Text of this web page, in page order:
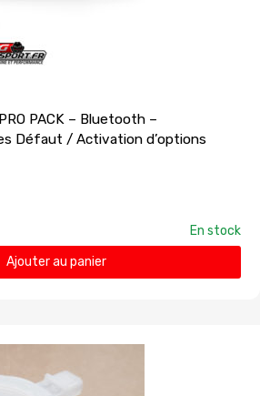
PACK – Bluetooth –
Défaut / Activation d’options
En stock
Ajouter au panier